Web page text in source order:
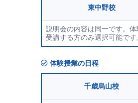
東中野校
説明会の内容は同一です。
受講する方のみ選択可能です
体験授業の日程
千歳烏山校